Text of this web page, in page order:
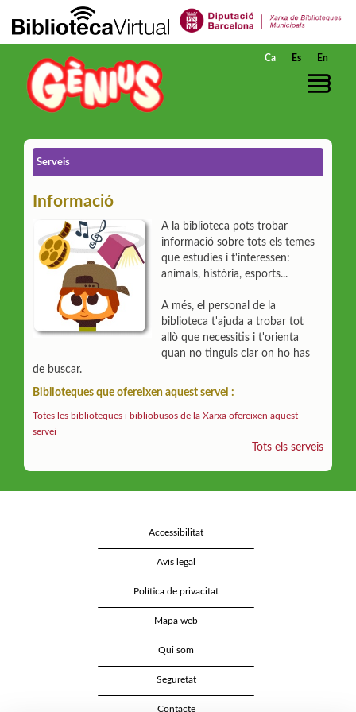
Salta al contingut principal
Ca Es En
Serveis
Informació
A la biblioteca pots trobar
informació sobre tots els temes
que estudies i t'interessen:
animals, història, esports...
A més, el personal de la
biblioteca t'ajuda a trobar tot
allò que necessitis i t'orienta
quan no tinguis clar on ho has
de buscar.
Biblioteques que ofereixen aquest servei :
Totes les biblioteques i bibliobusos de la Xarxa ofereixen aquest
servei
Tots els serveis
Accessibilitat
Avís legal
Política de privacitat
Mapa web
Qui som
Seguretat
Contacte